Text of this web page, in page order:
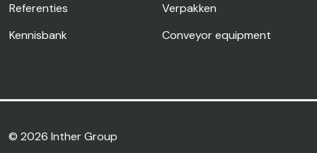
Referenties
Verpakken
Kennisbank
Conveyor equipment
© 2026 Inther Group